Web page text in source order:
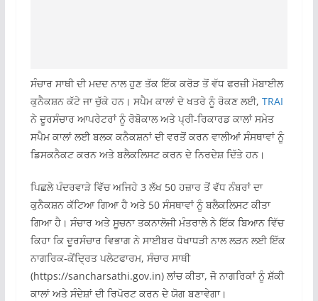
ਸੰਚਾਰ ਸਾਥੀ ਦੀ ਮਦਦ ਨਾਲ ਹੁਣ ਤੱਕ ਇੱਕ ਕਰੋੜ ਤੋਂ ਵੱਧ ਫਰਜ਼ੀ ਮੋਬਾਈਲ
ਕੁਨੈਕਸ਼ਨ ਕੱਟੇ ਜਾ ਚੁੱਕੇ ਹਨ। ਸਪੈਮ ਕਾਲਾਂ ਦੇ ਖਤਰੇ ਨੂੰ ਰੋਕਣ ਲਈ, TRAI
ਨੇ ਦੂਰਸੰਚਾਰ ਆਪਰੇਟਰਾਂ ਨੂੰ ਰੋਬੋਕਾਲ ਅਤੇ ਪ੍ਰੀ-ਰਿਕਾਰਡ ਕਾਲਾਂ ਸਮੇਤ
ਸਪੈਮ ਕਾਲਾਂ ਲਈ ਬਲਕ ਕਨੈਕਸ਼ਨਾਂ ਦੀ ਵਰਤੋਂ ਕਰਨ ਵਾਲੀਆਂ ਸੰਸਥਾਵਾਂ ਨੂੰ
ਡਿਸਕਨੈਕਟ ਕਰਨ ਅਤੇ ਬਲੈਕਲਿਸਟ ਕਰਨ ਦੇ ਨਿਰਦੇਸ਼ ਦਿੱਤੇ ਹਨ।
ਪਿਛਲੇ ਪੰਦਰਵਾੜੇ ਵਿੱਚ ਅਜਿਹੇ 3 ਲੱਖ 50 ਹਜ਼ਾਰ ਤੋਂ ਵੱਧ ਨੰਬਰਾਂ ਦਾ
ਕੁਨੈਕਸ਼ਨ ਕੱਟਿਆ ਗਿਆ ਹੈ ਅਤੇ 50 ਸੰਸਥਾਵਾਂ ਨੂੰ ਬਲੈਕਲਿਸਟ ਕੀਤਾ
ਗਿਆ ਹੈ। ਸੰਚਾਰ ਅਤੇ ਸੂਚਨਾ ਤਕਨਾਲੋਜੀ ਮੰਤਰਾਲੇ ਨੇ ਇੱਕ ਬਿਆਨ ਵਿੱਚ
ਕਿਹਾ ਕਿ ਦੂਰਸੰਚਾਰ ਵਿਭਾਗ ਨੇ ਸਾਈਬਰ ਧੋਖਾਧੜੀ ਨਾਲ ਲੜਨ ਲਈ ਇੱਕ
ਨਾਗਰਿਕ-ਕੇਂਦ੍ਰਿਤ ਪਲੇਟਫਾਰਮ, ਸੰਚਾਰ ਸਾਥੀ
(https://sancharsathi.gov.in) ਲਾਂਚ ਕੀਤਾ, ਜੋ ਨਾਗਰਿਕਾਂ ਨੂੰ ਸ਼ੱਕੀ
ਕਾਲਾਂ ਅਤੇ ਸੰਦੇਸ਼ਾਂ ਦੀ ਰਿਪੋਰਟ ਕਰਨ ਦੇ ਯੋਗ ਬਣਾਵੇਗਾ।